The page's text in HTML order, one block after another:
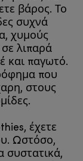
βάρος. Το
συχνά
χυμούς
λιπαρά
και παγωτό.
που
στους
έχετε
Ωστόσο,
συστατικά,